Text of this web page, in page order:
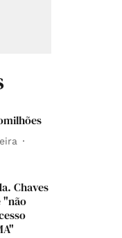
Chaves
"não